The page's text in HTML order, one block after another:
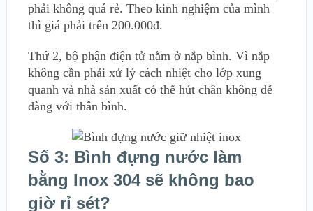
phải không quá rẻ. Theo kinh nghiệm của mình
thì giá phải trên 200.000đ.
Thứ 2, bộ phận điện tử nằm ở nắp bình. Vì nắp
không cần phải xử lý cách nhiệt cho lớp xung
quanh và nhà sản xuất có thể hút chân không dễ
dàng với thân bình.
Số 3: Bình đựng nước làm
bằng Inox 304 sẽ không bao
giờ rỉ sét?